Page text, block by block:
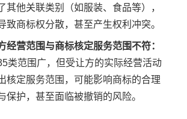
其他关联类别（如服装、食品等），
致商标权分散，甚至产生权利冲突。
经营范围与商标核定服务范围不符：
类范围广，但受让方的实际经营活动
核定服务范围，可能影响商标的合理
保护，甚至面临被撤销的风险。